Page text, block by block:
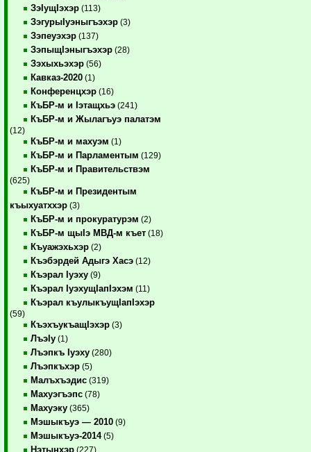
ЗэIущIэхэр (113)
ЗэгурыIуэныгъэхэр (3)
Зэпеуэхэр (137)
ЗэпыщIэныгъэхэр (28)
Зэхыхьэхэр (56)
Кавказ-2020 (1)
Конференцхэр (16)
КъБР-м и Iэтащхьэ (241)
КъБР-м и Жылагъуэ палатэм
(12)
КъБР-м и махуэм (1)
КъБР-м и Парламентым (129)
КъБР-м и Правительствэм
(625)
КъБР-м и Президентым
къыхуатххэр (3)
КъБР-м и прокуратурэм (2)
КъБР-м щыIэ МВД-м къет (18)
Къуажэхьхэр (2)
Къэбэрдей Адыгэ Хасэ (12)
Къэрал Iуэху (9)
Къэрал IуэхущIапIэхэм (11)
Къэрал къулыкъущIапIэхэр
(59)
КъэхъукъащIэхэр (3)
ЛъэIу (1)
Лъэпкъ Iуэху (280)
Лъэпкъхэр (5)
Малъхъэдис (319)
Махуэгъэпс (78)
Махуэку (365)
Мэшыкъуэ — 2010 (9)
Мэшыкъуэ-2014(5)
Нэтынхэр (227)